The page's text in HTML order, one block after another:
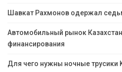
Шавкат Рахмонов одержал
Автомобильный рынок
финансирования
Для чего нужны ночные трусики